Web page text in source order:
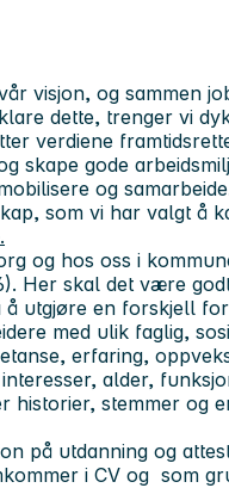
visjon, og sammen
dette, trenger vi
verdiene
skape gode
og
som vi har valgt å
og hos oss i
Her skal det være
utgjøre en forskjell
med ulik faglig,
erfaring,
alder,
historier, stemmer og
på utdanning og
i CV og som